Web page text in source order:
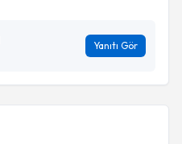
Yanıtı Gör